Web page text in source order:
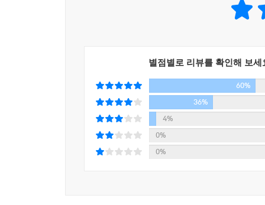
그러던 어느 날, 아버지의 유일한 수제자 응식이
돌보고 훈련시킨다고? 동준은 일분일초가 아까
맡게 된다.
“내가 할게요. 내가 해 볼게요.”
“뭐……, 뭘?”
“매요. 매사냥 전수자, 내가 하면 되잖아요.”
별점별로 리뷰를 확인해 보세
60%
36%
4%
0%
0%